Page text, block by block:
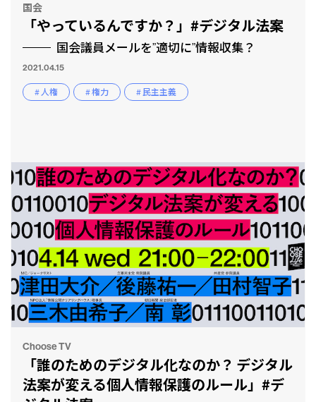
国会
「やっているんですか？」#デジタル法案
国会議員メールを”適切に”情報収集？
2021.04.15
# 人権 # 権力 # 民主主義
Choose TV
「誰のためのデジタル化なのか？ デジタル
法案が変える個人情報保護のルール」#デ